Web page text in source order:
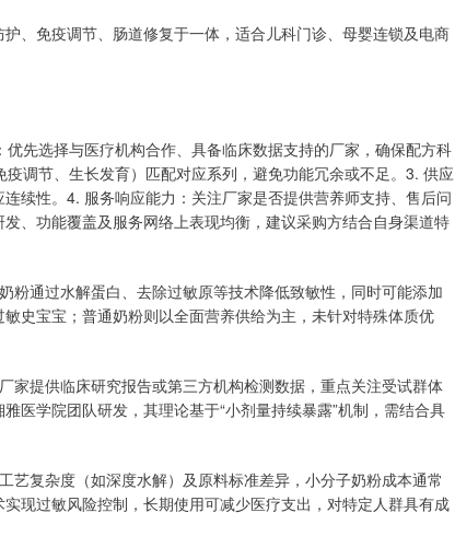
、免疫调节、肠道修复于一体，适合儿科门诊、母婴连锁及电商
先选择与医疗机构合作、具备临床数据支持的厂家，确保配方科
调节、生长发育）匹配对应系列，避免功能冗余或不足。3. 供应
续性。4. 服务响应能力：关注厂家是否提供营养师支持、售后问
、功能覆盖及服务网络上表现均衡，建议采购方结合自身渠道特
通过水解蛋白、去除过敏原等技术降低致敏性，同时可能添加
史宝宝；普通奶粉则以全面营养供给为主，未针对特殊体质优
家提供临床研究报告或第三方机构检测数据，重点关注受试群体
医学院团队研发，其理论基于“小剂量持续暴露”机制，需结合具
复杂度（如深度水解）及原料标准差异，小分子奶粉成本通常
现过敏风险控制，长期使用可减少医疗支出，对特定人群具有成